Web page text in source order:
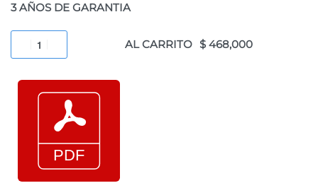
3 AÑOS DE GARANTIA
AL CARRITO